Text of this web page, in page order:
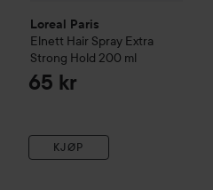
Loreal Paris
Elnett Hair Spray Extra
Strong Hold 200 ml
65 kr
KJØP